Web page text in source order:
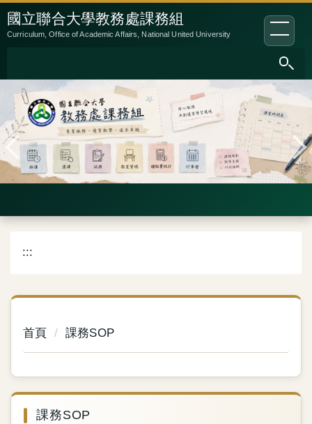
跳
到
內
容
區
:::
國立聯合大學教務處課務組
Curriculum, Office of Academic Affairs, National United University
:::
首頁 課務SOP
課務SOP